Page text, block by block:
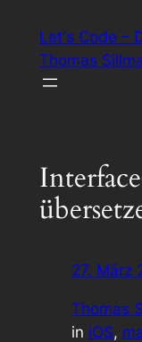
Inhalt
springen
Let's Code –
Thomas
27. März
Thomas
in iOS,